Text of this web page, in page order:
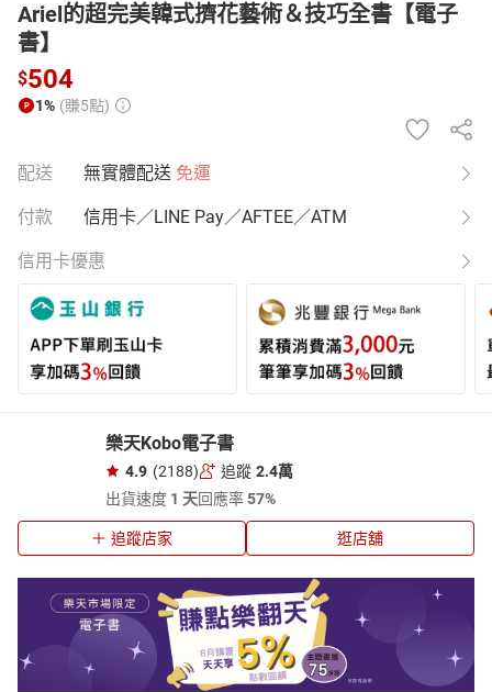
Ariel的超完美韓式擠花藝術＆技巧全書【電子
書】
$504
1% (賺5點)
配送 無實體配送 免運
付款 信用卡／LINE Pay／AFTEE／ATM
信用卡優惠
樂天Kobo電子書
4.9 (2188) 追蹤 2.4萬
出貨速度 1 天回應率57%
追蹤店家 逛店舖